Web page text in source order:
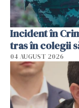
Incident în
tras în colegii
04 AUGUST 2026